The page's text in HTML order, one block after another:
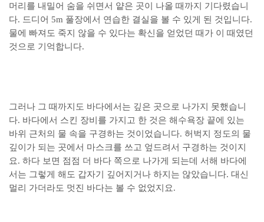
머리를 내밀어 숨을 쉬면서 얕은 곳이 나올 때까지 기다렸습니
다. 드디어 5m 풀장에서 연습한 결실을 볼 수 있게 된 것입니다.
물에 빠져도 죽지 않을 수 있다는 확신을 얻었던 때가 이 때였던
것으로 기억합니다.
그러나 그 때까지도 바다에서는 깊은 곳으로 나가지 못했습니
다. 바다에서 스킨 장비를 가지고 한 것은 해수욕장 끝에 있는
바위 근처의 물 속을 구경하는 것이었습니다. 허벅지 정도의 물
깊이가 되는 곳에서 마스크를 쓰고 엎드려서 구경하는 것이지
요. 하다 보면 점점 더 바다 쪽으로 나가게 되는데 서해 바다에
서는 그렇게 해도 갑자기 깊어지거나 하지는 않았습니다. 대신
멀리 가더라도 멋진 바다는 볼 수 없었지요.